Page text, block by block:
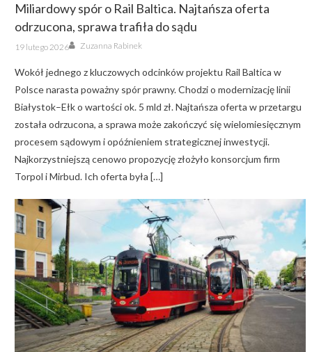
Miliardowy spór o Rail Baltica. Najtańsza oferta
odrzucona, sprawa trafiła do sądu
Posted
on
19 lutego 2026 Author
Zuzanna Rabinek
Wokół jednego z kluczowych odcinków projektu Rail Baltica w
Polsce narasta poważny spór prawny. Chodzi o modernizację linii
Białystok–Ełk o wartości ok. 5 mld zł. Najtańsza oferta w przetargu
została odrzucona, a sprawa może zakończyć się wielomiesięcznym
procesem sądowym i opóźnieniem strategicznej inwestycji.
Najkorzystniejszą cenowo propozycję złożyło konsorcjum firm
Torpol i Mirbud. Ich oferta była […]